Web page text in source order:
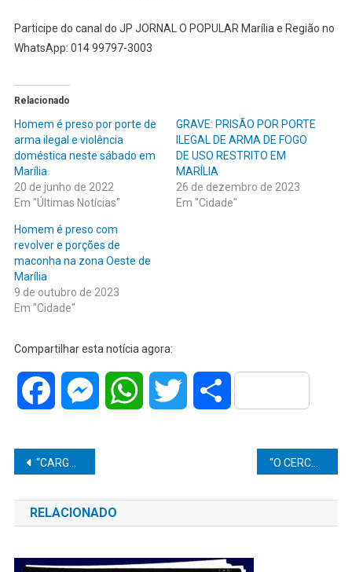
Participe do canal do JP JORNAL O POPULAR Marília e Região no
WhatsApp: 014 99797-3003
Relacionado
Homem é preso por porte de
arma ilegal e violência
doméstica neste sábado em
Marília
20 de junho de 2022
Em "Últimas Notícias"
GRAVE: PRISÃO POR PORTE
ILEGAL DE ARMA DE FOGO
DE USO RESTRITO EM
MARÍLIA
26 de dezembro de 2023
Em "Cidade"
Homem é preso com
revolver e porções de
maconha na zona Oeste de
Marília
9 de outubro de 2023
Em "Cidade"
Compartilhar esta notícia agora:
Facebook MessengerWhatsAppTwitter Share
Navegação
de
Post
“CARGA MILIONÁRIA”: Polícia Rodoviária apreende relógios, computadores e cigarros eletrônicos no interior de SP
RELACIONADO